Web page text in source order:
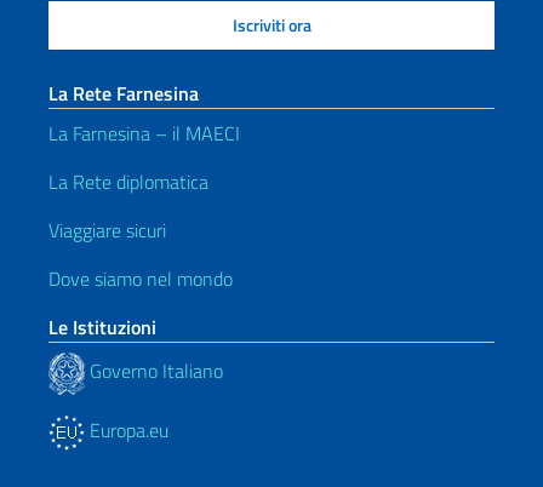
La Rete Farnesina
La Farnesina – il MAECI
La Rete diplomatica
Viaggiare sicuri
Dove siamo nel mondo
Le Istituzioni
Governo Italiano
Europa.eu